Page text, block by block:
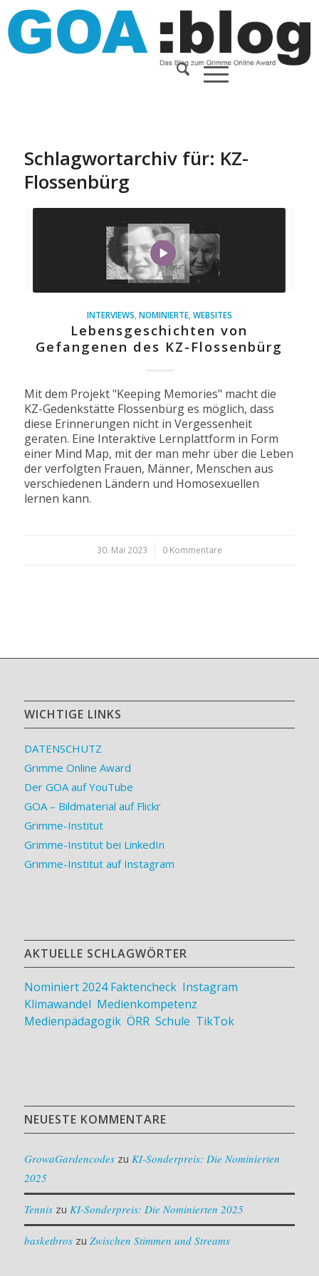
Schlagwortarchiv für: KZ-
Flossenbürg
INTERVIEWS NOMINIERTE, WEBSITES
Lebensgeschichten von
Gefangenen des KZ-Flossenbürg
Mit dem Projekt "Keeping Memories" macht die
KZ-Gedenkstätte Flossenbürg es möglich, dass
diese Erinnerungen nicht in Vergessenheit
geraten. Eine Interaktive Lernplattform in Form
einer Mind Map, mit der man mehr über die Leben
der verfolgten Frauen, Männer, Menschen aus
verschiedenen Ländern und Homosexuellen
lernen kann.
30. Mai 2023 0 Kommentare
WICHTIGE LINKS
DATENSCHUTZ
Grimme Online Award
Der GOA auf YouTube
GOA – Bildmaterial auf Flickr
Grimme-Institut
Grimme-Institut bei LinkedIn
Grimme-Institut auf Instagram
AKTUELLE SCHLAGWÖRTER
Nominiert 2024 Faktencheck, Instagram
Klimawandel Medienkompetenz
Medienpädagogik, ÖRR, Schule TikTok
NEUESTE KOMMENTARE
GrowaGardencodeszu KI-Sonderpreis: Die Nominierten
2025
Tenniszu KI-Sonderpreis: Die Nominierten 2025
basketbroszu Zwischen Stimmen und Streams